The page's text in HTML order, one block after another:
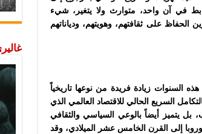
في آن واحد، متوارث ولا يتغير، شيء
على ثقافتهم، وهويتهم، ودياناتهم
السنوات زيادة فريدة من نوعها تاريخياً
السريع الحالي للاقتصاد العالمي الذي
بل يتميز أيضاً بالوعي السياسي والثقافي
إلى القرن الخامس عشر الميلادي، وقد